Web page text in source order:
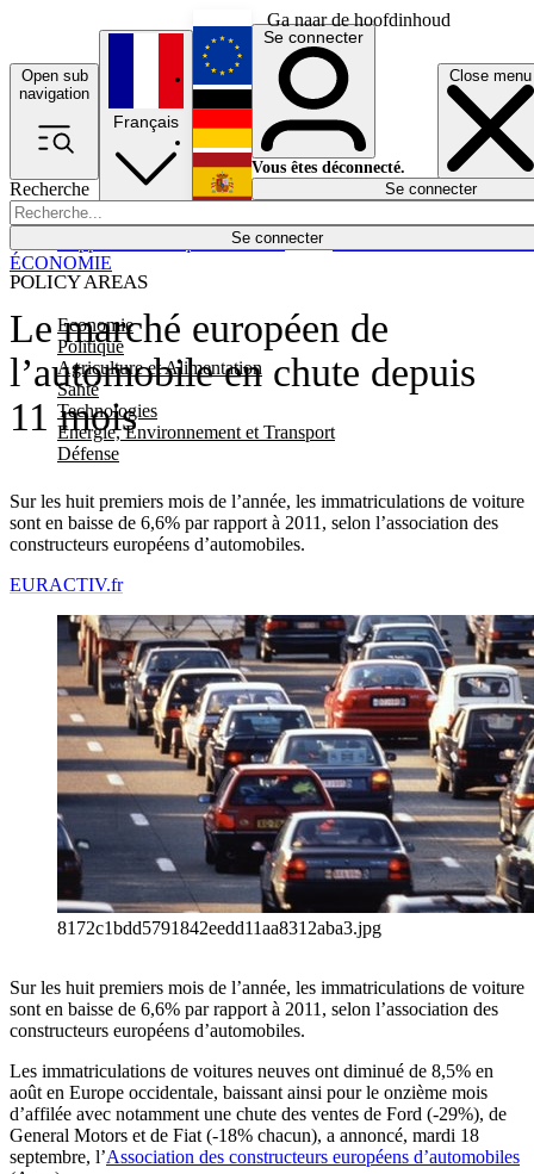
Ga naar de hoofdinhoud
Open sub
navigation
Close menu
Recherche
Se connecter
POLICY AREAS
Economie
Politique
Agriculture et Alimentation
Santé
Technologies
Energie, Environnement et Transport
Défense
Économie
Français
English
Deutsch
Español
Se connecter
Vous êtes déconnecté.
Se connecter
Le marché européen de
l’automobile en chute depuis
11 mois
Sur les huit premiers mois de l’année, les immatriculations de voiture
sont en baisse de 6,6% par rapport à 2011, selon l’association des
constructeurs européens d’automobiles.
ÉCONOMIE
EURACTIV.fr
8172c1bdd5791842eedd11aa8312aba3.jpg
Sur les huit premiers mois de l’année, les immatriculations de voiture
sont en baisse de 6,6% par rapport à 2011, selon l’association des
constructeurs européens d’automobiles.
Les immatriculations de voitures neuves ont diminué de 8,5% en
août en Europe occidentale, baissant ainsi pour le onzième mois
d’affilée avec notamment une chute des ventes de Ford (-29%), de
General Motors et de Fiat (-18% chacun), a annoncé, mardi 18
septembre, l’Association des constructeurs européens d’automobiles